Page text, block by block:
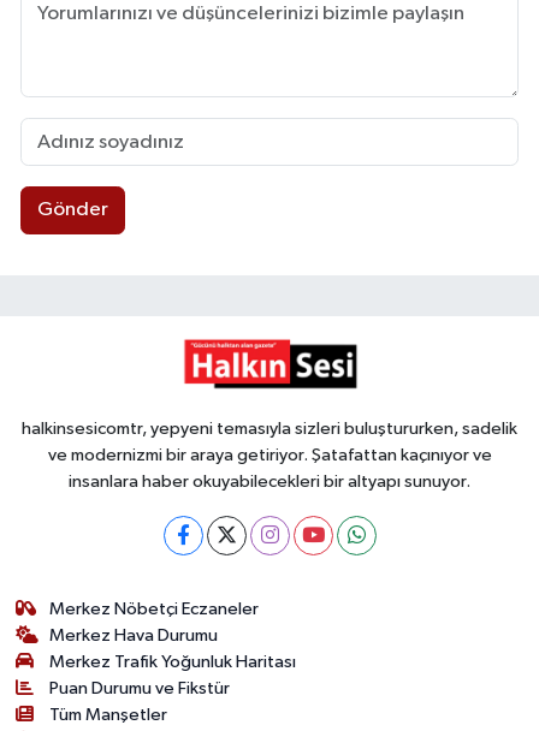
Gönder
halkinsesicomtr, yepyeni temasıyla sizleri buluştururken, sadelik
ve modernizmi bir araya getiriyor. Şatafattan kaçınıyor ve
insanlara haber okuyabilecekleri bir altyapı sunuyor.
Merkez Nöbetçi Eczaneler
Merkez Hava Durumu
Merkez Trafik Yoğunluk Haritası
Puan Durumu ve Fikstür
Tüm Manşetler